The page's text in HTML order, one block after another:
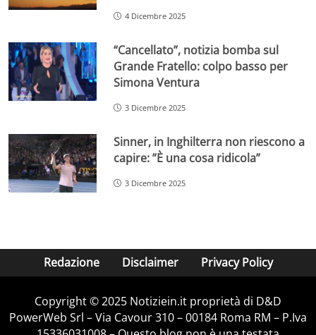
4 Dicembre 2025
“Cancellato”, notizia bomba sul
Grande Fratello: colpo basso per
Simona Ventura
3 Dicembre 2025
Sinner, in Inghilterra non riescono a
capire: ”È una cosa ridicola”
3 Dicembre 2025
Redazione Disclaimer Privacy Policy
Copyright © 2025 Notiziein.it proprietà di D&D
PowerWeb Srl – Via Cavour 310 – 00184 Roma RM – P.Iva